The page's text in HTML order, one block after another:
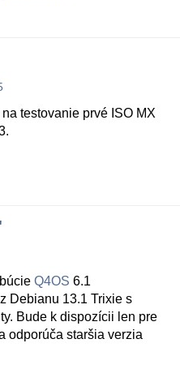
testovanie prvé ISO MX
Q4OS 6.1
Debianu 13.1 Trixie s
Bude k dispozícii len pre
odporúča staršia verzia